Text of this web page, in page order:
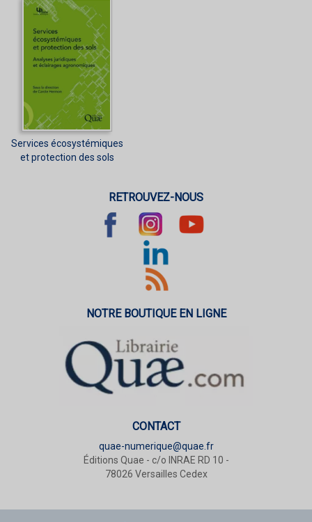
Services écosystémiques
et protection des sols
RETROUVEZ-NOUS
NOTRE BOUTIQUE EN LIGNE
CONTACT
quae-numerique@quae.fr
Éditions Quae - c/o INRAE RD 10 -
78026 Versailles Cedex